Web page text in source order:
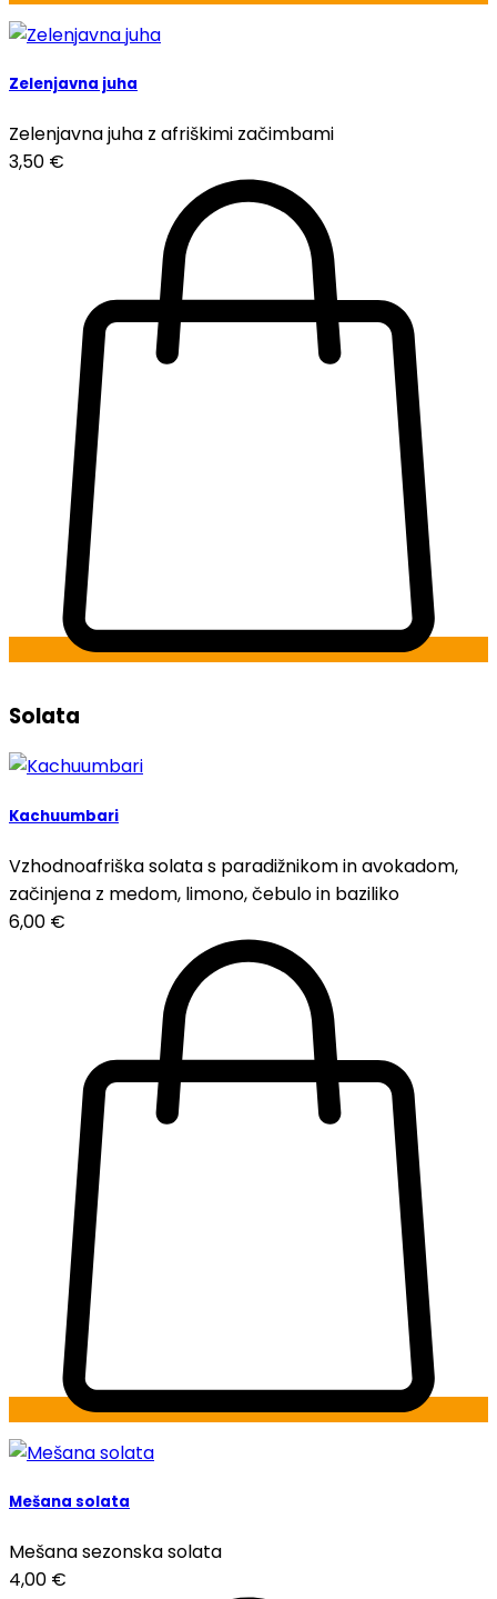
Zelenjavna juha
Zelenjavna juha z afriškimi začimbami
3,50 €
Solata
Kachuumbari
Vzhodnoafriška solata s paradižnikom in avokadom,
začinjena z medom, limono, čebulo in baziliko
6,00 €
Mešana solata
Mešana sezonska solata
4,00 €